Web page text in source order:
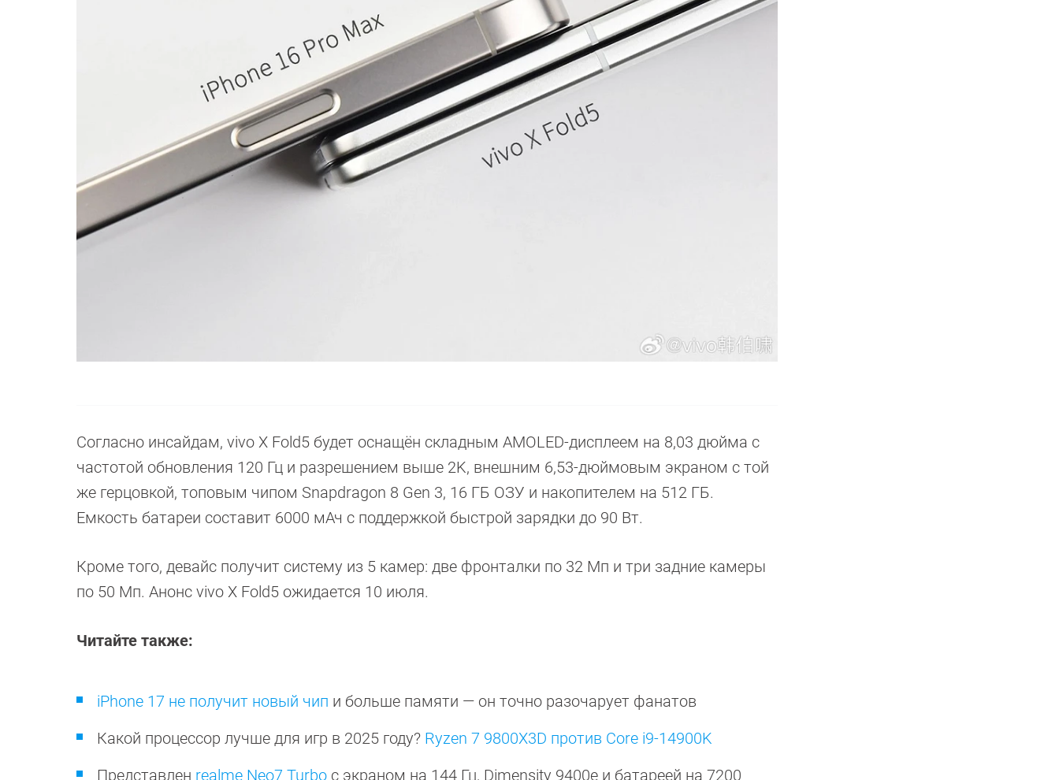
Согласно инсайдам, vivo X Fold5 будет оснащён складным AMOLED-дисплеем на 8,03 дюйма с
частотой обновления 120 Гц и разрешением выше 2K, внешним 6,53-дюймовым экраном с той
же герцовкой, топовым чипом Snapdragon 8 Gen 3, 16 ГБ ОЗУ и накопителем на 512 ГБ.
Емкость батареи составит 6000 мАч с поддержкой быстрой зарядки до 90 Вт.
Кроме того, девайс получит систему из 5 камер: две фронталки по 32 Мп и три задние камеры
по 50 Мп. Анонс vivo X Fold5 ожидается 10 июля.
Читайте также:
iPhone 17 не получит новый чип и больше памяти — он точно разочарует фанатов
Какой процессор лучше для игр в 2025 году? Ryzen 7 9800X3D против Core i9-14900K
Представлен realme Neo7 Turbo с экраном на 144 Гц, Dimensity 9400e и батареей на 7200